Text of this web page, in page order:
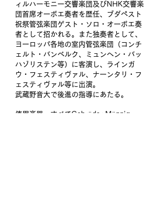
ィルハーモニー交響楽団及びNHK交響楽
団首席オーボエ奏者を歴任、ブダペスト
祝祭管弦楽団ゲスト・ソロ・オーボエ奏
者として招かれる。また独奏者として、
ヨーロッパ各地の室内管弦楽団（コンチ
ェルト・バンベルク、ミュンヘン・バッ
ハゾリステン等）に客演し、ラインガ
ウ・フェスティヴァル、ナーンタリ・フ
ェスティヴァル等に出演。
武蔵野音大で後進の指導にあたる。
使用楽器 すべてGebrüder Mönnig